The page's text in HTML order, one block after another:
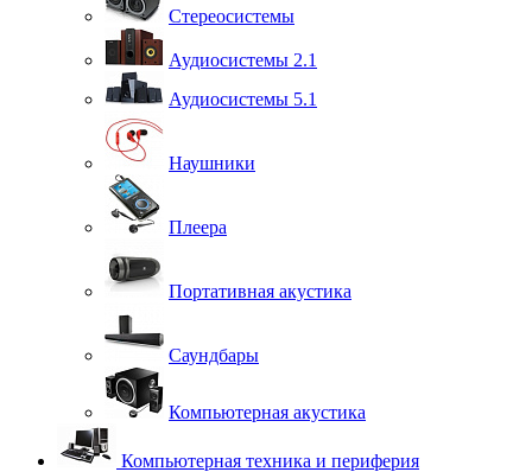
Стереосистемы
Аудиосистемы 2.1
Аудиосистемы 5.1
Наушники
Плеера
Портативная акустика
Саундбары
Компьютерная акустика
Компьютерная техника и периферия